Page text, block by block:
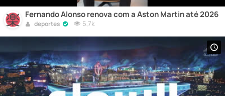
Fernando Alonso renova com a Aston Martin até 2026
deportes 5,7k